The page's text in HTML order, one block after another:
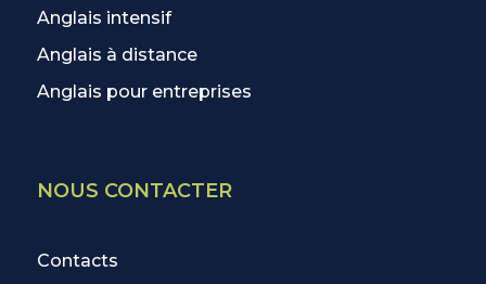
Anglais intensif
Anglais à distance
Anglais pour entreprises
NOUS CONTACTER
Contacts